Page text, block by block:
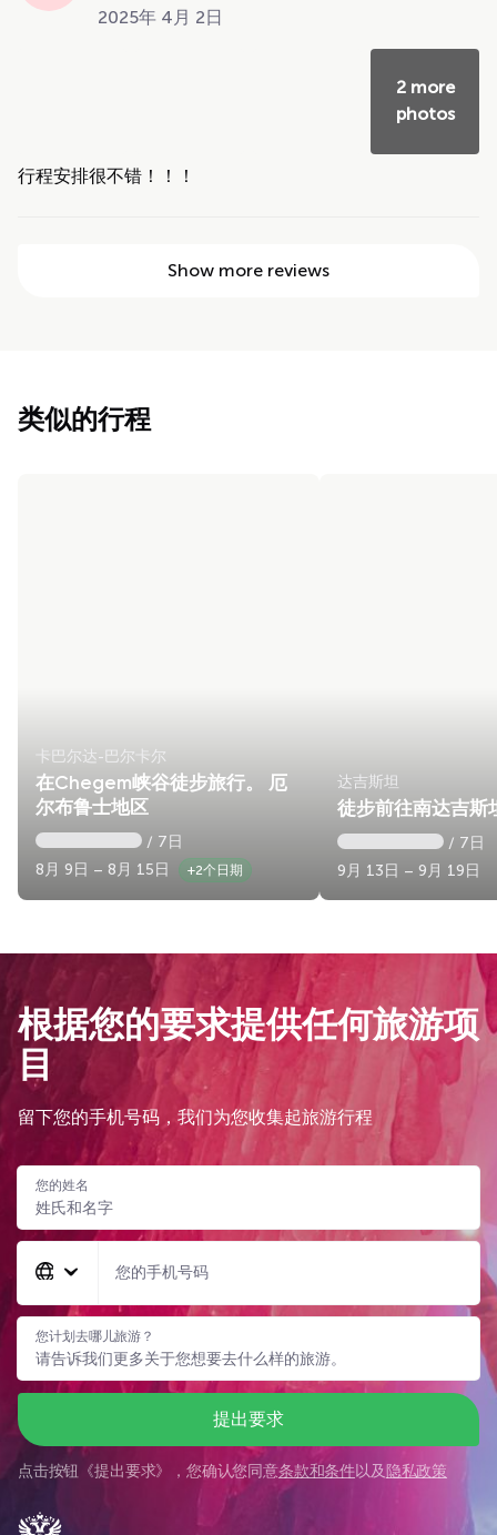
2025年 4月 2日
2 more
photos
行程安排很不错！！！
Show more reviews
类似的行程
卡巴尔达-巴尔卡尔
在Chegem峡谷徒步旅行。 厄
尔布鲁士地区
/ 7日
8月 9日 – 8月 15日
+2个日期
达吉斯坦
徒步前往南达吉斯
/ 7日
9月 13日 – 9月 19日
根据您的要求提供任何旅游项
目
留下您的手机号码，我们为您收集起旅游行程
您的姓名
您的手机号码
您计划去哪儿旅游？
提出要求
点击按钮《提出要求》，您确认您同意条款和条件以及 隐私政策